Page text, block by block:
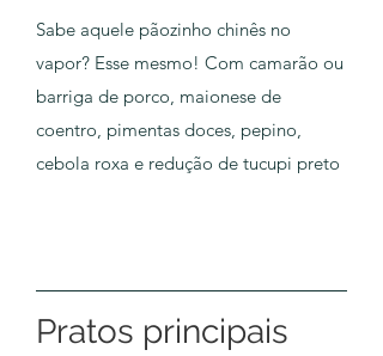
Sabe aquele pãozinho chinês no
vapor? Esse mesmo! Com camarão ou
barriga de porco, maionese de
coentro, pimentas doces, pepino,
cebola roxa e redução de tucupi preto
Pratos principais